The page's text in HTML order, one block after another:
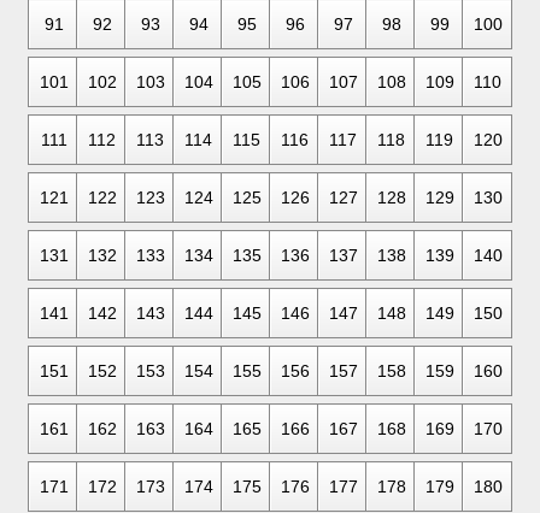
91 92 93 94 95 96 97 98 99 100
101 102 103 104 105 106 107 108 109 110
111 112 113 114 115 116 117 118 119 120
121 122 123 124 125 126 127 128 129 130
131 132 133 134 135 136 137 138 139 140
141 142 143 144 145 146 147 148 149 150
151 152 153 154 155 156 157 158 159 160
161 162 163 164 165 166 167 168 169 170
171 172 173 174 175 176 177 178 179 180